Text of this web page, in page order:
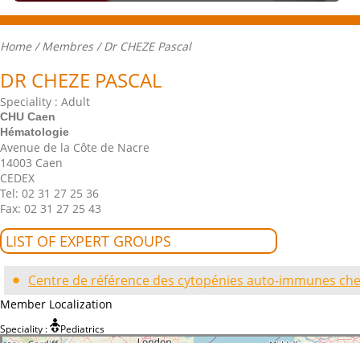
Home/Membres/ Dr CHEZE Pascal
DR CHEZE PASCAL
Speciality : Adult
CHU Caen
Hématologie
Avenue de la Côte de Nacre
14003 Caen
CEDEX
Tel: 02 31 27 25 36
Fax: 02 31 27 25 43
LIST OF EXPERT GROUPS
Centre de référence des cytopénies auto-immunes
Member Localization
Speciality : Pediatrics